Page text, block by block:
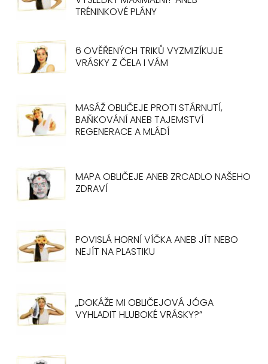
TRÉNINKOVÉ PLÁNY
6 OVĚŘENÝCH TRIKŮ VYZMIZÍKUJE
VRÁSKY Z ČELA I VÁM
MASÁŽ OBLIČEJE PROTI STÁRNUTÍ,
BAŇKOVÁNÍ ANEB TAJEMSTVÍ
REGENERACE A MLÁDÍ
MAPA OBLIČEJE ANEB ZRCADLO NAŠEHO
ZDRAVÍ
POVISLÁ HORNÍ VÍČKA ANEB JÍT NEBO
NEJÍT NA PLASTIKU
„DOKÁŽE MI OBLIČEJOVÁ JÓGA
VYHLADIT HLUBOKÉ VRÁSKY?”